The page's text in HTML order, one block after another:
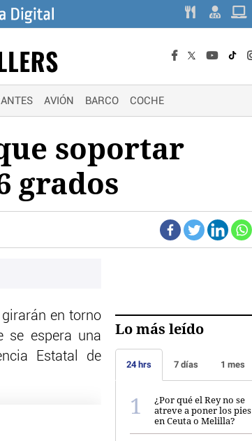
AVIÓN BARCO COCHE
soportar
grados
en torno
se espera una
Estatal de
Lo más leído
24 hrs 7 días 1 mes
¿Por qué el Rey no se
atreve a poner los pies
en Ceuta o Melilla?